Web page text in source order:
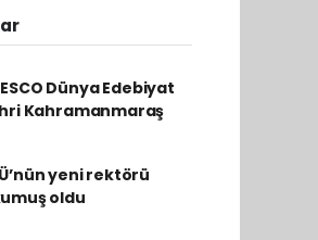
Dünya Edebiyat
Kahramanmaraş
yeni rektörü
oldu